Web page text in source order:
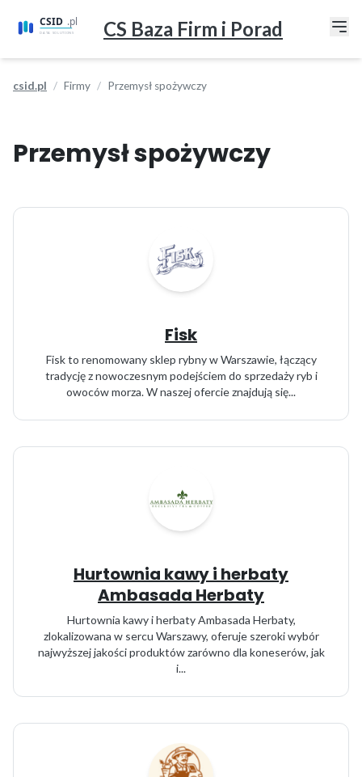
CS Baza Firm i Porad
csid.pl Firmy Przemysł spożywczy
Przemysł spożywczy
Fisk
Fisk to renomowany sklep rybny w Warszawie, łączący
tradycję z nowoczesnym podejściem do sprzedaży ryb i
owoców morza. W naszej ofercie znajdują się...
Hurtownia kawy i herbaty
Ambasada Herbaty
Hurtownia kawy i herbaty Ambasada Herbaty,
zlokalizowana w sercu Warszawy, oferuje szeroki wybór
najwyższej jakości produktów zarówno dla koneserów, jak
i...